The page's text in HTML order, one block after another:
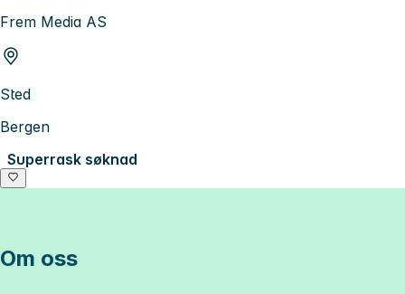
Frem Media AS
Sted
Bergen
Superrask søknad
Om oss